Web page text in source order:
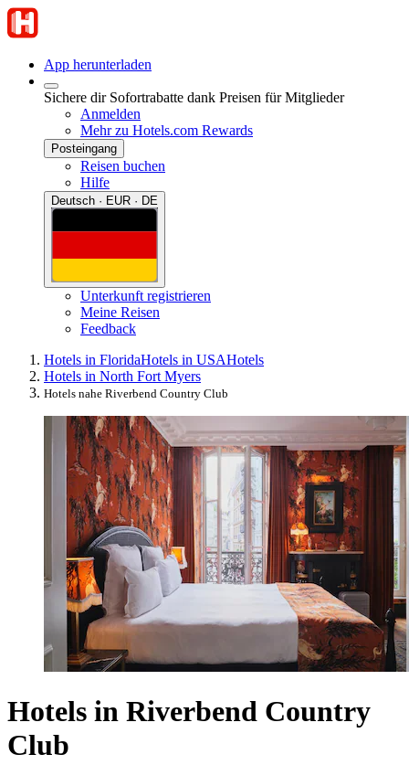
App herunterladen
Sichere dir Sofortrabatte dank Preisen für Mitglieder
Anmelden
Mehr zu Hotels.com Rewards
Posteingang
Reisen buchen
Hilfe
Deutsch · EUR · DE
Unterkunft registrieren
Meine Reisen
Feedback
Hotels in FloridaHotels in USAHotels
Hotels in North Fort Myers
Hotels nahe Riverbend Country Club
Hotels in Riverbend Country
Club